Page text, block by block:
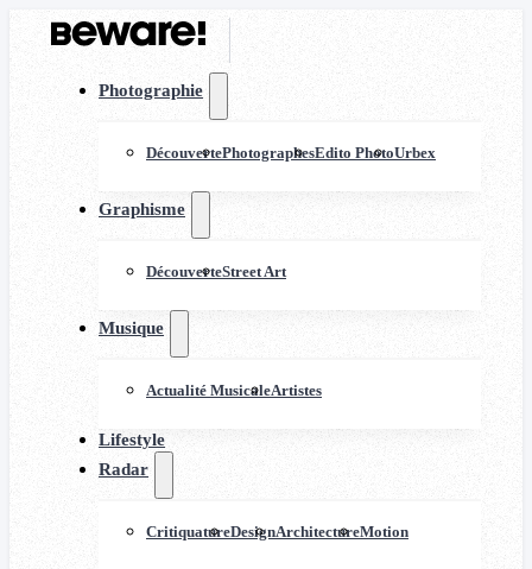
Photographie
DécouvertePhotographesEdito PhotoUrbex
Graphisme
DécouverteStreet Art
Musique
Actualité MusicaleArtistes
Lifestyle
Radar
CritiquatureDesignArchitectureMotion